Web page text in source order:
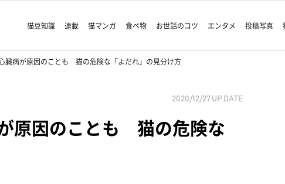
猫豆知識 連載 猫マンガ 食べ物 お世話のコツ エンタメ 投稿写真
臓病が原因のことも 猫の危険な「よだれ」の見分け方
2020/12/27 UP DATE
原因のことも 猫の危険な